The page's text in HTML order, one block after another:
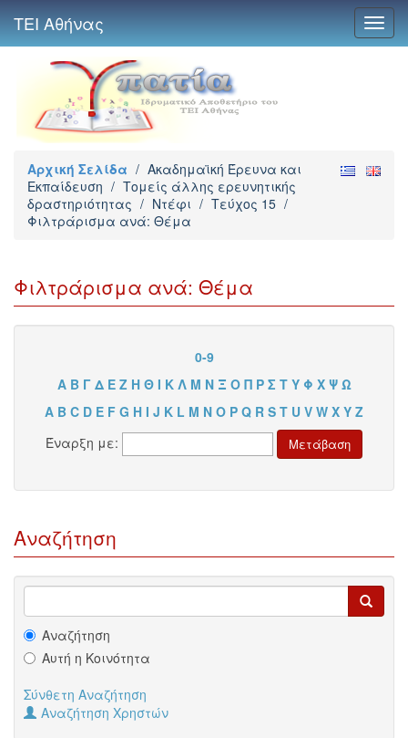
ΤΕΙ Αθήνας
Αρχική Σελίδα / Ακαδημαϊκή Έρευνα και
Εκπαίδευση / Τομείς άλλης ερευνητικής
δραστηριότητας / Ντέφι / Τεύχος 15 /
Φιλτράρισμα ανά: Θέμα
Φιλτράρισμα ανά: Θέμα
0-9
Α Β Γ Δ Ε Ζ Η Θ Ι Κ Λ Μ Ν Ξ Ο Π Ρ Σ Τ Υ Φ Χ Ψ Ω
A B C D E F G H I J K L M N O P Q R S T U V W X Y Z
Έναρξη με:
Αναζήτηση
Αναζήτηση
Αυτή η Κοινότητα
Σύνθετη Αναζήτηση
Αναζήτηση Χρηστών